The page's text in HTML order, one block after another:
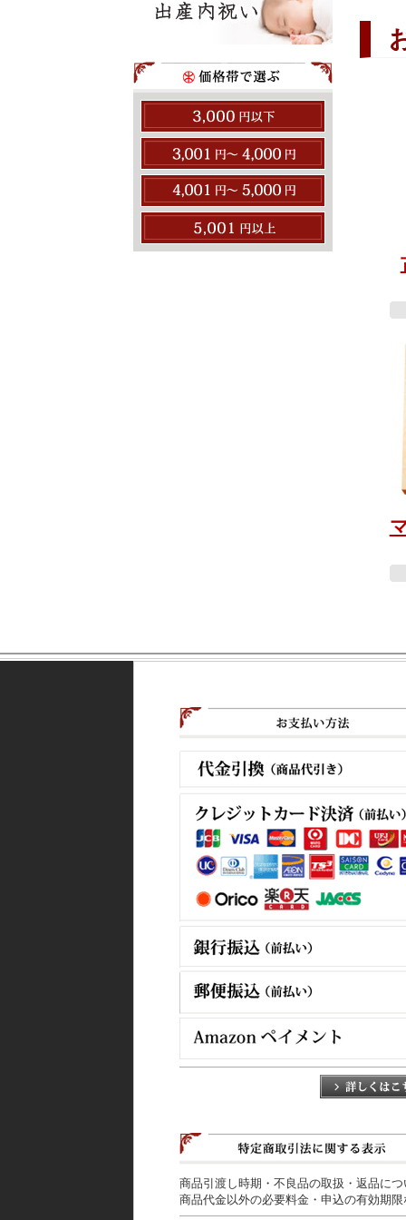
商品引渡し時期・不良品の取扱・返品につ
商品代金以外の必要料金・申込の有効期限